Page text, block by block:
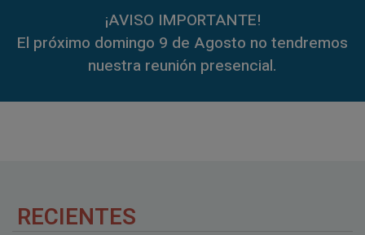
59:35
¡AVISO IMPORTANTE!
El próximo domingo 9 de Agosto no tendremos
nuestra reunión presencial.
RECIENTES